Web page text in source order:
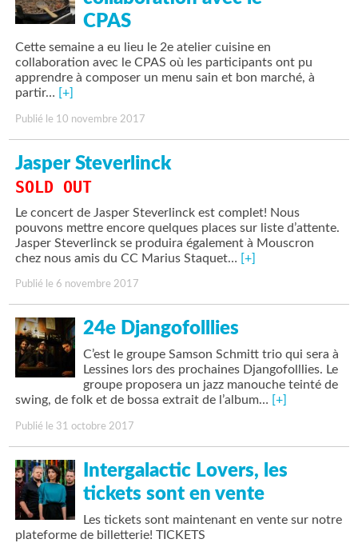
CPAS
Cette semaine a eu lieu le 2e atelier cuisine en
collaboration avec le CPAS où les participants ont pu
apprendre à composer un menu sain et bon marché, à
partir… [+]
Publié le 10 novembre 2017
Jasper Steverlinck
SOLD OUT
Le concert de Jasper Steverlinck est complet! Nous
pouvons mettre encore quelques places sur liste d’attente.
Jasper Steverlinck se produira également à Mouscron
chez nous amis du CC Marius Staquet… [+]
Publié le 6 novembre 2017
24e Djangofolllies
C’est le groupe Samson Schmitt trio qui sera à
Lessines lors des prochaines Djangofolllies. Le
groupe proposera un jazz manouche teinté de
swing, de folk et de bossa extrait de l’album… [+]
Publié le 31 octobre 2017
Intergalactic Lovers, les
tickets sont en vente
Les tickets sont maintenant en vente sur notre
plateforme de billetterie! TICKETS